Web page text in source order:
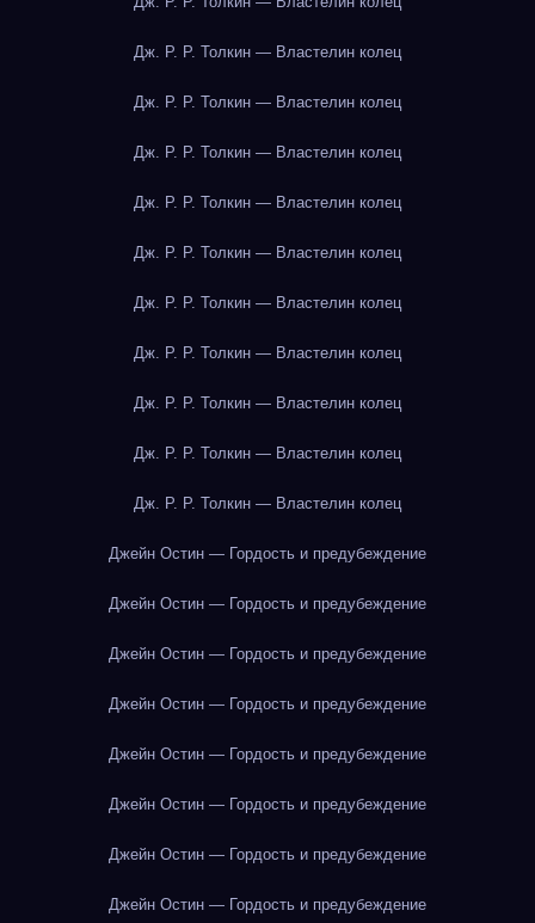
Дж. Р. Р. Толкин — Властелин колец
Дж. Р. Р. Толкин — Властелин колец
Дж. Р. Р. Толкин — Властелин колец
Дж. Р. Р. Толкин — Властелин колец
Дж. Р. Р. Толкин — Властелин колец
Дж. Р. Р. Толкин — Властелин колец
Дж. Р. Р. Толкин — Властелин колец
Дж. Р. Р. Толкин — Властелин колец
Дж. Р. Р. Толкин — Властелин колец
Дж. Р. Р. Толкин — Властелин колец
Джейн Остин — Гордость и предубеждение
Джейн Остин — Гордость и предубеждение
Джейн Остин — Гордость и предубеждение
Джейн Остин — Гордость и предубеждение
Джейн Остин — Гордость и предубеждение
Джейн Остин — Гордость и предубеждение
Джейн Остин — Гордость и предубеждение
Джейн Остин — Гордость и предубеждение